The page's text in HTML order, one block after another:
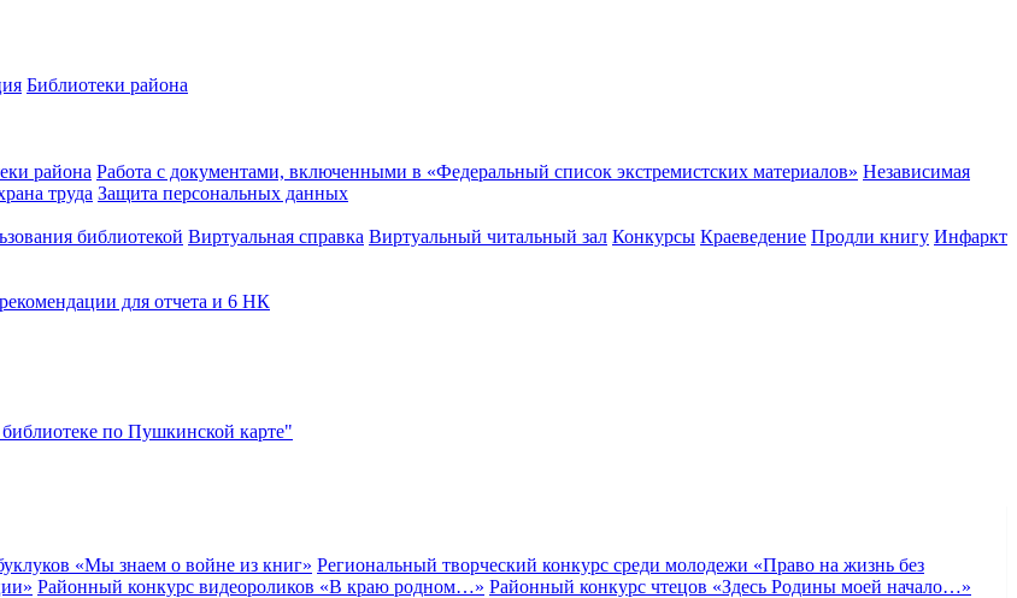
Библиотеки района
района Работа с документами, включенными в «Федеральный список экстремистских материалов» Независимая
труда Защита персональных данных
библиотекой Виртуальная справка Виртуальный читальный зал Конкурсы Краеведение Продли книгу Инфаркт
для отчета и 6 НК
по Пушкинской карте"
«Мы знаем о войне из книг» Региональный творческий конкурс среди молодежи «Право на жизнь без
Районный конкурс видеороликов «В краю родном…» Районный конкурс чтецов «Здесь Родины моей начало…»